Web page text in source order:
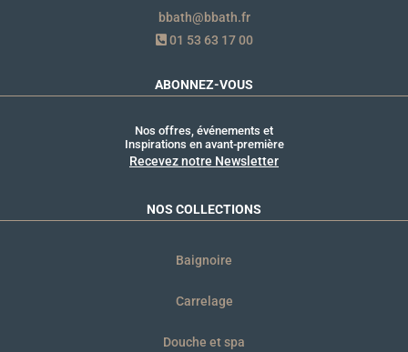
bbath@bbath.fr
01 53 63 17 00
ABONNEZ-VOUS
Nos offres, événements et
Inspirations en avant-première
Recevez notre Newsletter
NOS COLLECTIONS
Baignoire
Carrelage
Douche et spa